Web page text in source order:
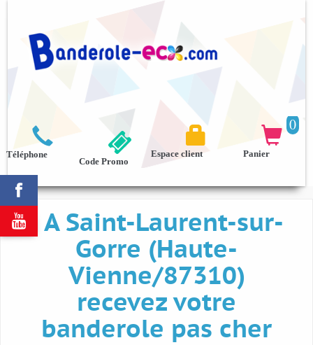



Téléphone
0

Panier

Espace client
Code Promo
A Saint-Laurent-sur-
Gorre (Haute-
Vienne/87310)
recevez votre
banderole pas cher